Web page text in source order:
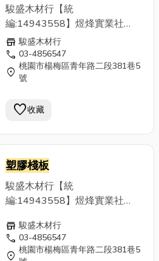
不符現場使用，亦有收購或折價
回饋之評估服務。 ◆二手棧板
◆棧板 ◆木棧板 ◆
紙棧板 ◆棧板回收 ◆棧板回收
製造 ◆出口貨物包裝
駿盛木材行【統
編:14943558】煜烽實業社
【統編:49900289】專營二手
木棧板、塑膠棧板
賣，秉持資源回收再利用與降低
客戶包裝運輸成本為經營目標，
與塑膠棧板
可供參考，(品項繁多,請來電洽
詢)客戶若有進口(進貨)棧板尺寸
不符現場使用，亦有收購或折價
回饋之評估服務。 ◆二手棧板
紙棧板 ◆棧板回收 ◆棧板回收
製造 ◆出口貨物包裝
store 駿盛木材行
call 03-4856547
location_on 桃園市楊梅區青年路二段381巷5
號
favorite收藏
塑膠棧板
駿盛木材行【統
編:14943558】煜烽實業社
木棧板、塑膠棧板
賣，秉持資源回收再利用與降低
store 駿盛木材行
call 03-4856547
location_on 桃園市楊梅區青年路二段381巷5